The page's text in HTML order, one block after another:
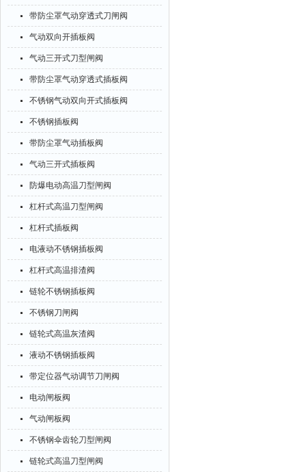
带防尘罩气动穿透式刀闸阀
气动双向开插板阀
气动三开式刀型闸阀
带防尘罩气动穿透式插板阀
不锈钢气动双向开式插板阀
不锈钢插板阀
带防尘罩气动插板阀
气动三开式插板阀
防爆电动高温刀型闸阀
杠杆式高温刀型闸阀
杠杆式插板阀
电液动不锈钢插板阀
杠杆式高温排渣阀
链轮不锈钢插板阀
不锈钢刀闸阀
链轮式高温灰渣阀
液动不锈钢插板阀
带定位器气动调节刀闸阀
电动闸板阀
气动闸板阀
不锈钢伞齿轮刀型闸阀
链轮式高温刀型闸阀